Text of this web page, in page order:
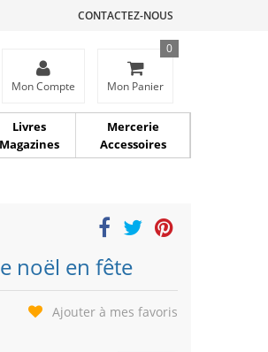
CONTACTEZ-NOUS
Mon Compte Mon Panier
0
Livres
Magazines
Mercerie
Accessoires
noël en fête
Ajouter à mes favoris